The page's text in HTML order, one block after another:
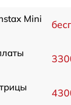
Mini